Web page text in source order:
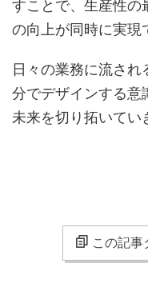
すことで、生産性の
の向上が同時に実現
日々の業務に流され
分でデザインする意
未来を切り拓いてい
この記事